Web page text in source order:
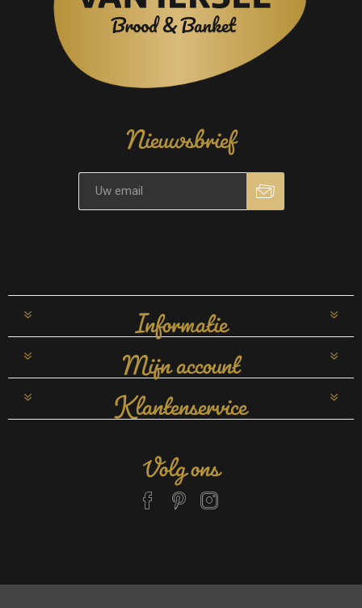
Nieuwsbrief
Informatie
Mijn account
Klantenservice
Volg ons